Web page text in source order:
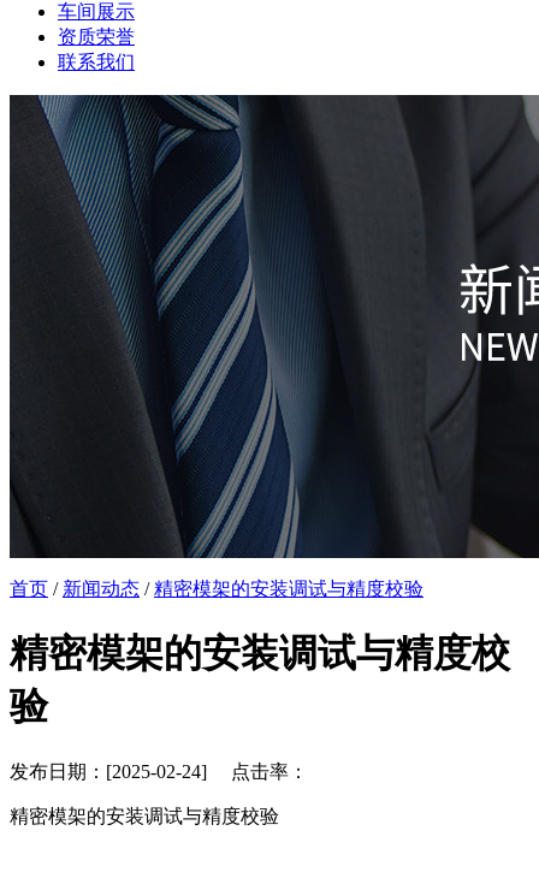
车间展示
资质荣誉
联系我们
首页 / 新闻动态 /精密模架的安装调试与精度校验
精密模架的安装调试与精度校
验
发布日期：[2025-02-24] 点击率：
精密模架的安装调试与精度校验